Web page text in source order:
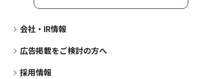
会社・IR情報
広告掲載をご検討の方へ
採用情報